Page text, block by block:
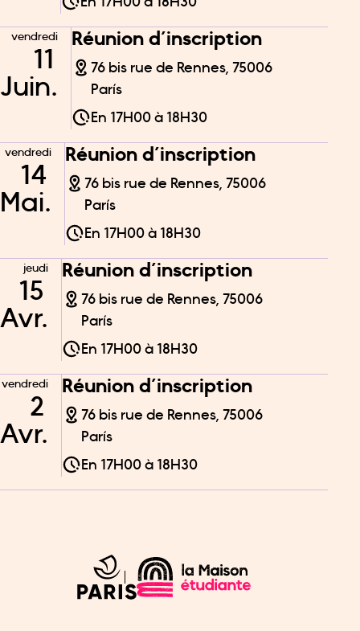
vendredi
11
Juin.
Réunion d’inscription
76 bis rue de Rennes, 75006
París
En 17H00 à 18H30
vendredi
14
Mai.
Réunion d’inscription
76 bis rue de Rennes, 75006
París
En 17H00 à 18H30
jeudi
15
Avr.
Réunion d’inscription
76 bis rue de Rennes, 75006
París
En 17H00 à 18H30
vendredi
2
Avr.
Réunion d’inscription
76 bis rue de Rennes, 75006
París
En 17H00 à 18H30